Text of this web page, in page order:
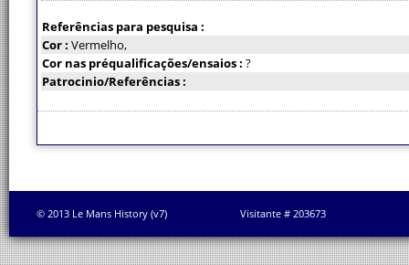
Referências para pesquisa :
Cor : Vermelho,
Cor nas préqualificações/ensaios : ?
Patrocinio/Referências :
© 2013 Le Mans History (v7) Visitante # 203673